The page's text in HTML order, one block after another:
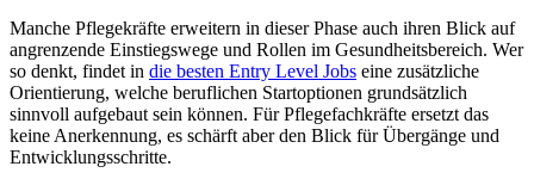
Manche Pflegekräfte erweitern in dieser Phase auch ihren Blick auf
angrenzende Einstiegswege und Rollen im Gesundheitsbereich. Wer
so denkt, findet in die besten Entry Level Jobs eine zusätzliche
Orientierung, welche beruflichen Startoptionen grundsätzlich
sinnvoll aufgebaut sein können. Für Pflegefachkräfte ersetzt das
keine Anerkennung, es schärft aber den Blick für Übergänge und
Entwicklungsschritte.